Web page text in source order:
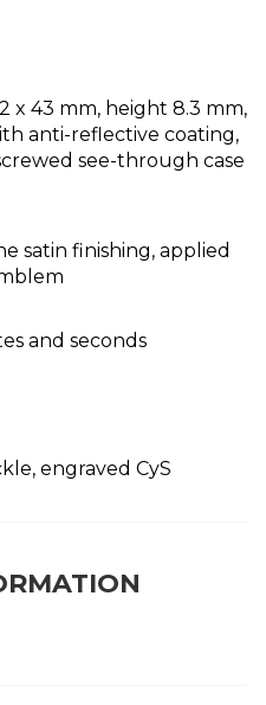
x 43 mm, height 8.3 mm,
anti-reflective coating,
see-through case
satin finishing, applied
and seconds
engraved CyS